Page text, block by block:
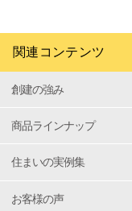
関連コンテンツ
創建の強み
商品ラインナップ
住まいの実例集
お客様の声